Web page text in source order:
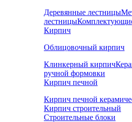
Деревянные лестницы
лестницы
Кирпич
Облицовочный кирпич
Клинкерный кирпич
ручной формовки
Кирпич печной
Кирпич печной
Кирпич строительный
Строительные блоки